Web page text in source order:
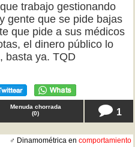
trabajo gestionando
gente que se pide bajas
que pide a sus médicos
el dinero público lo
basta ya. TQD
Menuda chorrada
(0) 1
♂ Dinamométrica en comportamiento